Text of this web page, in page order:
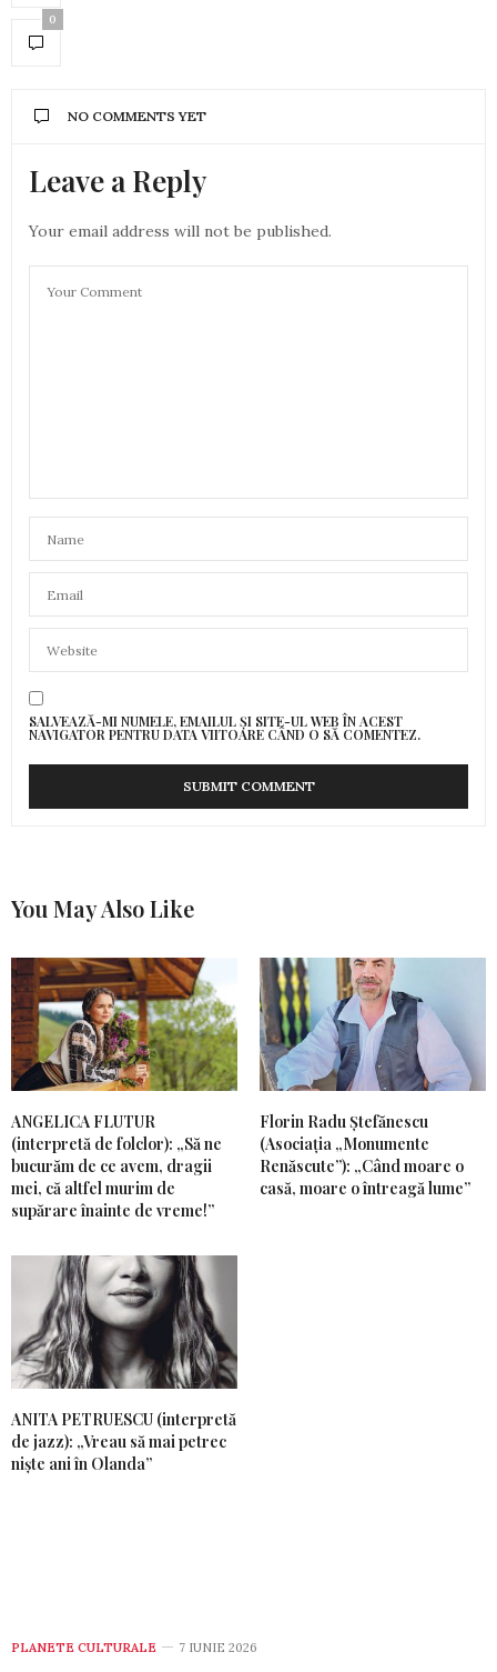
0
NO COMMENTS YET
Leave a Reply
Your email address will not be published.
SALVEAZĂ-MI NUMELE, EMAILUL ȘI SITE-UL WEB ÎN ACEST
NAVIGATOR PENTRU DATA VIITOARE CÂND O SĂ COMENTEZ.
You May Also Like
ANGELICA FLUTUR
(interpretă de folclor): „Să ne
bucurăm de ce avem, dragii
mei, că altfel murim de
supărare înainte de vreme!”
Florin Radu Ștefănescu
(Asociația „Monumente
Renăscute”): „Când moare o
casă, moare o întreagă lume”
ANITA PETRUESCU (interpretă
de jazz): „Vreau să mai petrec
niște ani în Olanda”
PLANETE CULTURALE 7 IUNIE 2026